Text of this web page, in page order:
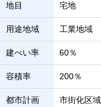
地目 宅地
用途地域 工業地域
建ぺい率 60％
容積率 200％
都市計画 市街化区域